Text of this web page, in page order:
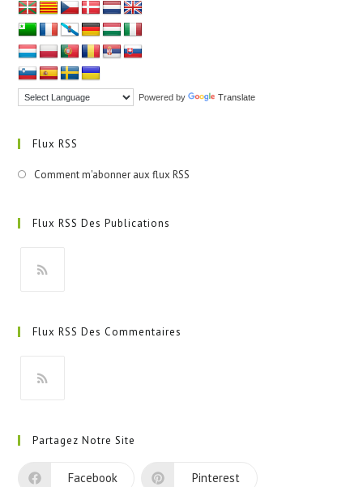
Powered by Translate
Flux RSS
Comment m'abonner aux flux RSS
Flux RSS Des Publications
un
onglet
Flux RSS Des Commentaires
un
nouvel
Partagez Notre Site
Facebook Pinterest